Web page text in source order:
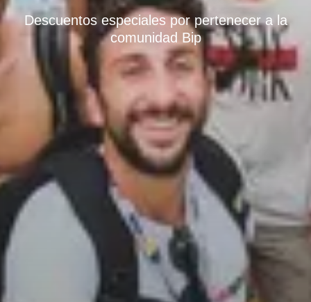
Descuentos especiales por pertenecer a la
comunidad Bip